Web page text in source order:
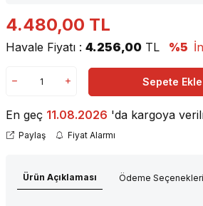
4.480,00 TL
Havale Fiyatı : 4.256,00 TL %5
Sepete Ekle
En geç 11.08.2026 'da kargoya
Paylaş Fiyat Alarmı
Ürün Açıklaması Ödeme Seçenekleri